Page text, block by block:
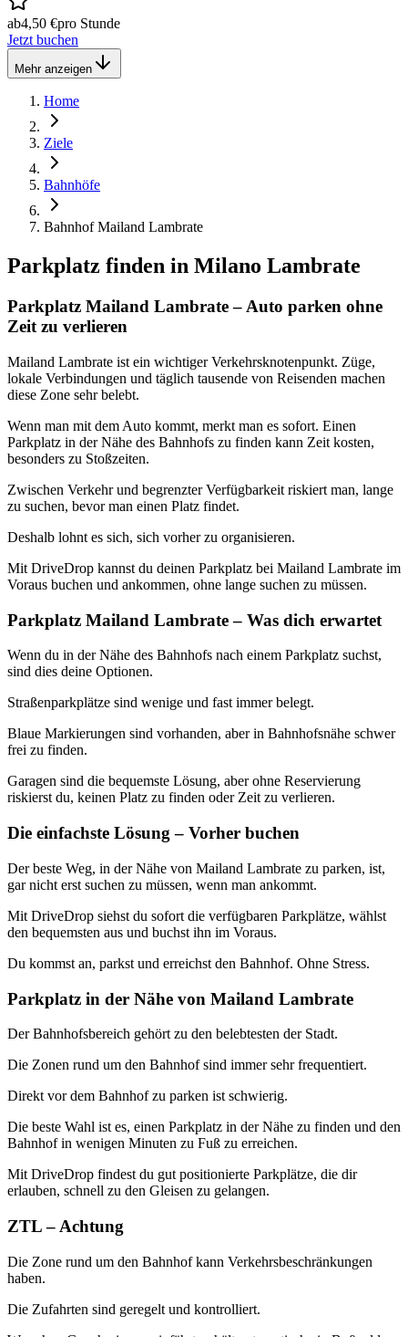
ab4,50 €pro Stunde
Jetzt buchen
Mehr anzeigen
Home
Ziele
Bahnhöfe
Bahnhof Mailand Lambrate
Parkplatz finden in Milano Lambrate
Parkplatz Mailand Lambrate – Auto parken ohne
Zeit zu verlieren
Mailand Lambrate ist ein wichtiger Verkehrsknotenpunkt. Züge,
lokale Verbindungen und täglich tausende von Reisenden machen
diese Zone sehr belebt.
Wenn man mit dem Auto kommt, merkt man es sofort. Einen
Parkplatz in der Nähe des Bahnhofs zu finden kann Zeit kosten,
besonders zu Stoßzeiten.
Zwischen Verkehr und begrenzter Verfügbarkeit riskiert man, lange
zu suchen, bevor man einen Platz findet.
Deshalb lohnt es sich, sich vorher zu organisieren.
Mit DriveDrop kannst du deinen Parkplatz bei Mailand Lambrate im
Voraus buchen und ankommen, ohne lange suchen zu müssen.
Parkplatz Mailand Lambrate – Was dich erwartet
Wenn du in der Nähe des Bahnhofs nach einem Parkplatz suchst,
sind dies deine Optionen.
Straßenparkplätze sind wenige und fast immer belegt.
Blaue Markierungen sind vorhanden, aber in Bahnhofsnähe schwer
frei zu finden.
Garagen sind die bequemste Lösung, aber ohne Reservierung
riskierst du, keinen Platz zu finden oder Zeit zu verlieren.
Die einfachste Lösung – Vorher buchen
Der beste Weg, in der Nähe von Mailand Lambrate zu parken, ist,
gar nicht erst suchen zu müssen, wenn man ankommt.
Mit DriveDrop siehst du sofort die verfügbaren Parkplätze, wählst
den bequemsten aus und buchst ihn im Voraus.
Du kommst an, parkst und erreichst den Bahnhof. Ohne Stress.
Parkplatz in der Nähe von Mailand Lambrate
Der Bahnhofsbereich gehört zu den belebtesten der Stadt.
Die Zonen rund um den Bahnhof sind immer sehr frequentiert.
Direkt vor dem Bahnhof zu parken ist schwierig.
Die beste Wahl ist es, einen Parkplatz in der Nähe zu finden und den
Bahnhof in wenigen Minuten zu Fuß zu erreichen.
Mit DriveDrop findest du gut positionierte Parkplätze, die dir
erlauben, schnell zu den Gleisen zu gelangen.
ZTL – Achtung
Die Zone rund um den Bahnhof kann Verkehrsbeschränkungen
haben.
Die Zufahrten sind geregelt und kontrolliert.